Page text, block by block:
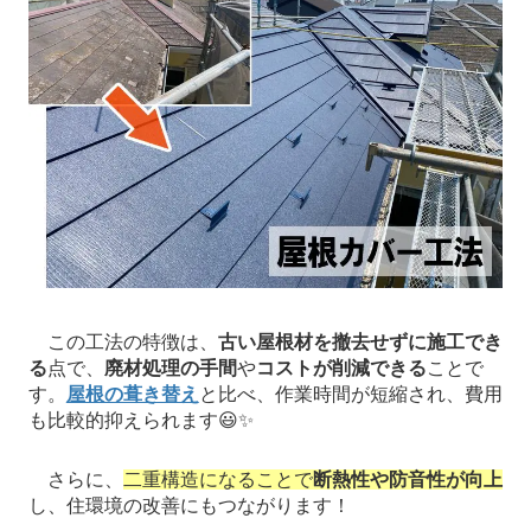
この工法の特徴は、 古い屋根材を撤去せずに施工でき
る点で、 廃材処理の手間やコストが削減できることで
す。 屋根の葺き替え と比べ、作業時間が短縮され、費用
も比較的抑えられます😃✨
さらに、 二重構造になることで断熱性や防音性が向上
し、住環境の改善にもつながります！